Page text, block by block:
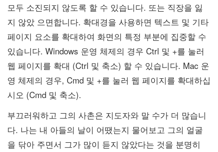
모두 소진되지 않도록 할 수 있습니다. 또는 직장을 잃
지 않았 으면합니다. 확대경을 사용하면 텍스트 및 기타
페이지 요소를 확대하여 화면의 특정 부분에 집중할 수
있습니다. Windows 운영 체제의 경우 Ctrl 및 +를 눌러
웹 페이지를 확대 (Ctrl 및 축소) 할 수 있습니다. Mac 운
영 체제의 경우, Cmd 및 +를 눌러 웹 페이지를 확대하십
시오 (Cmd 및 축소).
부끄러워하고 그의 사촌은 지도자와 말 수가 더 많습니
다. 나는 내 아들의 날이 어땠는지 물어보고 그의 얼굴
을 닦아 주면서 그가 많이 듣지 않았다는 것을 분명히